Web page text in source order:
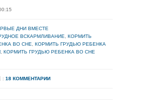
ДНИ ВМЕСТЕ
ВСКАРМЛИВАНИЕ, КОРМИТЬ
ВО СНЕ, КОРМИТЬ ГРУДЬЮ РЕБЕНКА
, КОРМИТЬ ГРУДЬЮ РЕБЕНКА ВО СНЕ
: 18 КОММЕНТАРИИ